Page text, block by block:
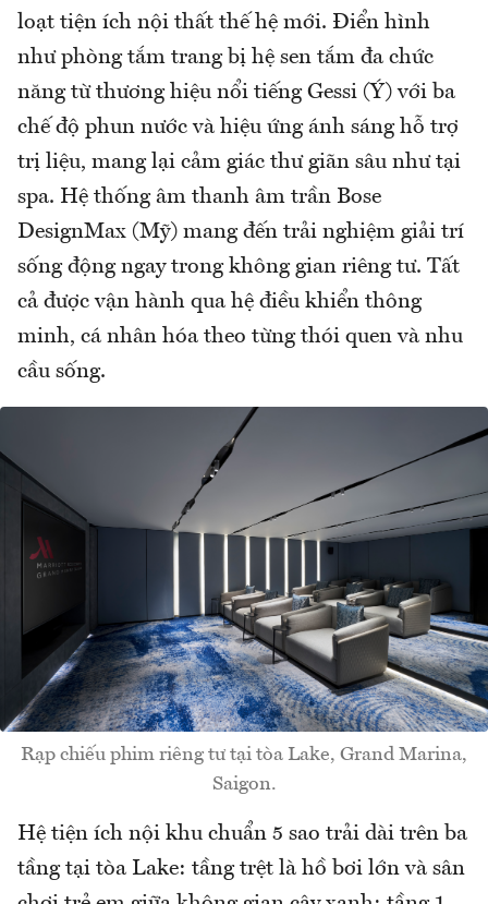
loạt tiện ích nội thất thế hệ mới. Điển hình
như phòng tắm trang bị hệ sen tắm đa chức
năng từ thương hiệu nổi tiếng Gessi (Ý) với ba
chế độ phun nước và hiệu ứng ánh sáng hỗ trợ
trị liệu, mang lại cảm giác thư giãn sâu như tại
spa. Hệ thống âm thanh âm trần Bose
DesignMax (Mỹ) mang đến trải nghiệm giải trí
sống động ngay trong không gian riêng tư. Tất
cả được vận hành qua hệ điều khiển thông
minh, cá nhân hóa theo từng thói quen và nhu
cầu sống.
Rạp chiếu phim riêng tư tại tòa Lake, Grand Marina,
Saigon.
Hệ tiện ích nội khu chuẩn 5 sao trải dài trên ba
tầng tại tòa Lake: tầng trệt là hồ bơi lớn và sân